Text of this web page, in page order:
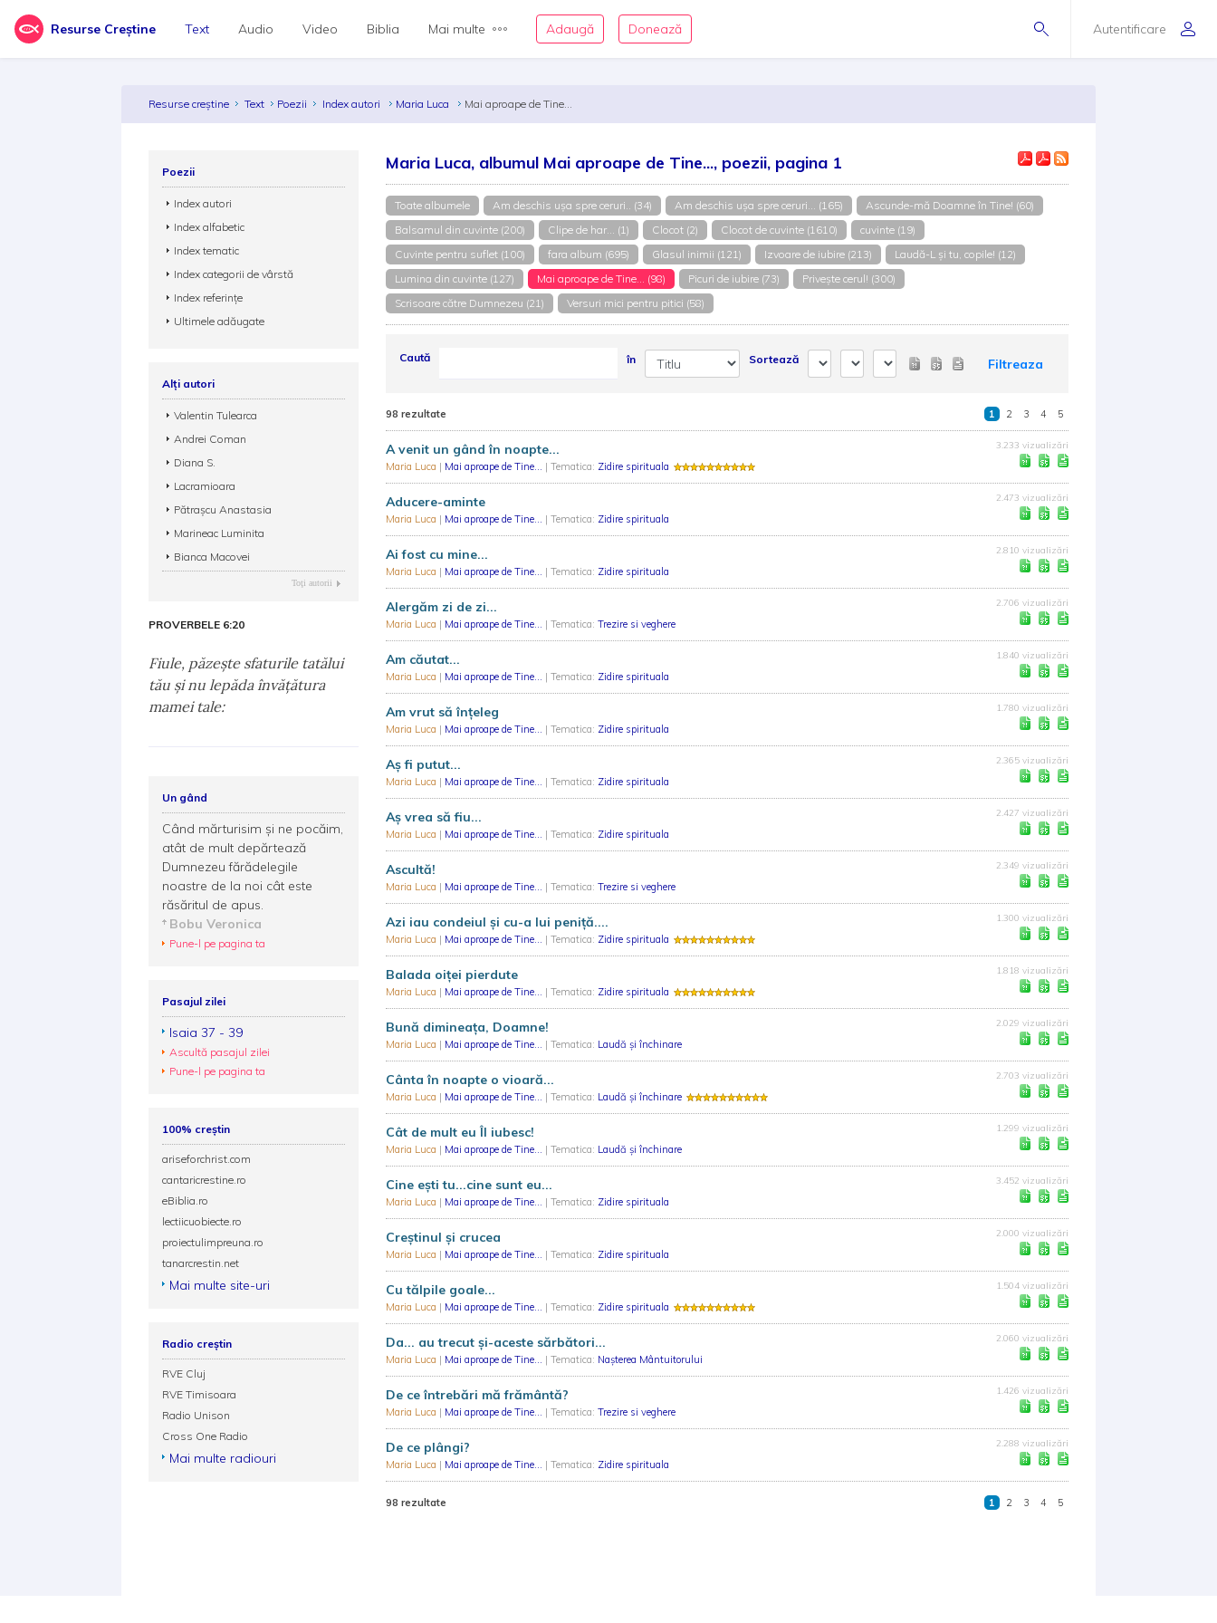
Resurse Creștine Autentificare
Text Audio Video Biblia Mai multe Adaugă Donează
Resurse creștine Text Poezii Index autori Maria Luca Mai aproape de Tine...
Maria Luca, albumul Mai aproape de Tine..., poezii, pagina 1
Toate albumele Am deschis uşa spre ceruri.. (34) Am deschis uşa spre ceruri... (165)
Ascunde-mă Doamne în Tine! (60)
Balsamul din cuvinte (200)
Clipe de har... (1) Clocot (2) Clocot de cuvinte (1610)
cuvinte (19)
Cuvinte pentru suflet (100)
fara album (695) Glasul inimii (121) Izvoare de iubire (213)
Laudă-L şi tu, copile! (12)
Lumina din cuvinte (127)
Mai aproape de Tine... (98) Picuri de iubire (73)
Priveşte cerul! (300)
Scrisoare către Dumnezeu (21)
Versuri mici pentru pitici (58)
Caută în Sortează Filtreaza
98 rezultate 1 2 3 4 5
A venit un gând în noapte...
Maria Luca | Mai aproape de Tine... | Tematica: Zidire spirituala
3.233 vizualizări
Aducere-aminte
Maria Luca | Mai aproape de Tine... | Tematica: Zidire spirituala
2.473 vizualizări
Ai fost cu mine...
Maria Luca | Mai aproape de Tine... | Tematica: Zidire spirituala
2.810 vizualizări
Alergăm zi de zi...
Maria Luca | Mai aproape de Tine... | Tematica: Trezire si veghere
2.706 vizualizări
Am căutat...
Maria Luca | Mai aproape de Tine... | Tematica: Zidire spirituala
1.840 vizualizări
Am vrut să înţeleg
Maria Luca | Mai aproape de Tine... | Tematica: Zidire spirituala
1.780 vizualizări
Aş fi putut...
Maria Luca | Mai aproape de Tine... | Tematica: Zidire spirituala
2.365 vizualizări
Aş vrea să fiu...
Maria Luca | Mai aproape de Tine... | Tematica: Zidire spirituala
2.427 vizualizări
Ascultă!
Maria Luca | Mai aproape de Tine... | Tematica: Trezire si veghere
2.349 vizualizări
Azi iau condeiul şi cu-a lui peniţă....
Maria Luca | Mai aproape de Tine... | Tematica: Zidire spirituala
1.300 vizualizări
Balada oiţei pierdute
Maria Luca | Mai aproape de Tine... | Tematica: Zidire spirituala
1.818 vizualizări
Bună dimineaţa, Doamne!
Maria Luca | Mai aproape de Tine... | Tematica: Laudă și închinare
2.029 vizualizări
Cânta în noapte o vioară...
Maria Luca | Mai aproape de Tine... | Tematica: Laudă și închinare
2.703 vizualizări
Cât de mult eu Îl iubesc!
Maria Luca | Mai aproape de Tine... | Tematica: Laudă și închinare
1.299 vizualizări
Cine eşti tu...cine sunt eu...
Maria Luca | Mai aproape de Tine... | Tematica: Zidire spirituala
3.452 vizualizări
Creştinul şi crucea
Maria Luca | Mai aproape de Tine... | Tematica: Zidire spirituala
2.000 vizualizări
Cu tălpile goale...
Maria Luca | Mai aproape de Tine... | Tematica: Zidire spirituala
1.504 vizualizări
Da... au trecut şi-aceste sărbători...
Maria Luca | Mai aproape de Tine... | Tematica: Nașterea Mântuitorului
2.060 vizualizări
De ce întrebări mă frământă?
Maria Luca | Mai aproape de Tine... | Tematica: Trezire si veghere
1.426 vizualizări
De ce plângi?
Maria Luca | Mai aproape de Tine... | Tematica: Zidire spirituala
2.288 vizualizări
98 rezultate 1 2 3 4 5
Poezii
Index autori
Index alfabetic
Index tematic
Index categorii de vârstă
Index referințe
Ultimele adăugate
Alți autori
Valentin Tulearca
Andrei Coman
Diana S.
Lacramioara
Pătraşcu Anastasia
Marineac Luminita
Bianca Macovei
Toţi autorii
PROVERBELE 6:20
Fiule, păzeşte sfaturile tatălui
tău şi nu lepăda învăţătura
mamei tale:
Un gând
Când mărturisim și ne pocăim,
atât de mult depărtează
Dumnezeu fărădelegile
noastre de la noi cât este
răsăritul de apus.
Bobu Veronica
Pune-l pe pagina ta
Pasajul zilei
Isaia 37 - 39
Ascultă pasajul zilei
Pune-l pe pagina ta
100% creștin
ariseforchrist.com
cantaricrestine.ro
eBiblia.ro
lectiicuobiecte.ro
proiectulimpreuna.ro
tanarcrestin.net
Mai multe site-uri
Radio creștin
RVE Cluj
RVE Timisoara
Radio Unison
Cross One Radio
Mai multe radiouri